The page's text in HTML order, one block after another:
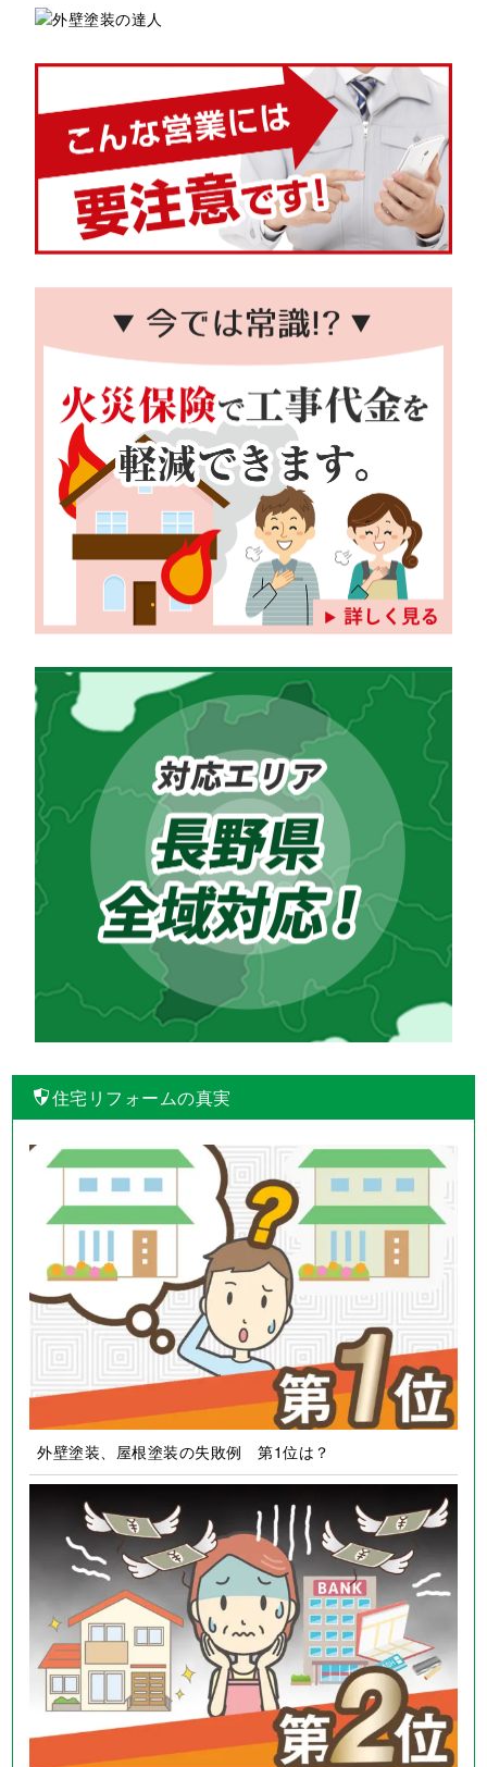
住宅リフォームの真実
外壁塗装、屋根塗装の失敗例 第1位は？